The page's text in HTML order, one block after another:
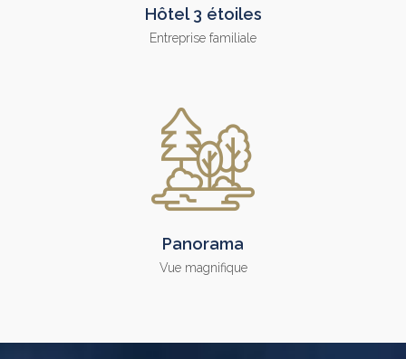
Hôtel 3 étoiles
Entreprise familiale
Panorama
Vue magnifique